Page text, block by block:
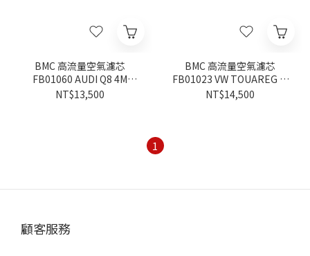
BMC 高流量空氣濾芯
FB01060 AUDI Q8 4M
2018-
NT$13,500
BMC 高流量空氣濾芯
FB01023 VW TOUAREG III
3.0 2018-
NT$14,500
1
顧客服務